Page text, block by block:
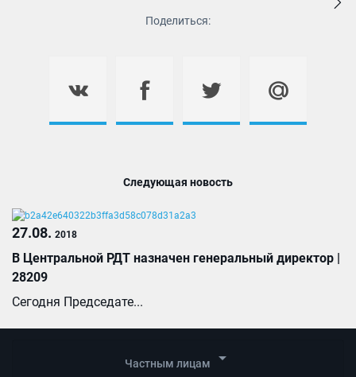
Поделиться:
Следующая новость
27.08. 2018
В Центральной РДТ назначен генеральный директор |
28209
Сегодня Председате...
Частным лицам arrow_drop_down